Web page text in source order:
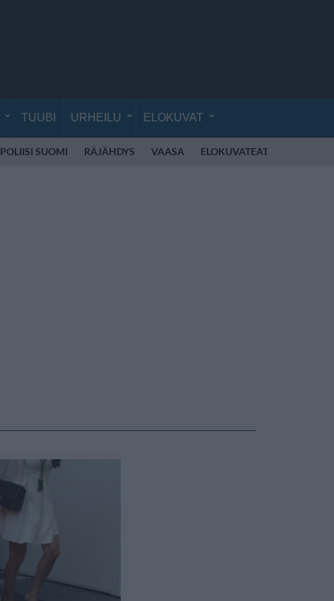
TUUBI URHEILU ELOKUVAT
POLIISI SUOMI RÄJÄHDYS VAASA ELOKUVATEATTERI